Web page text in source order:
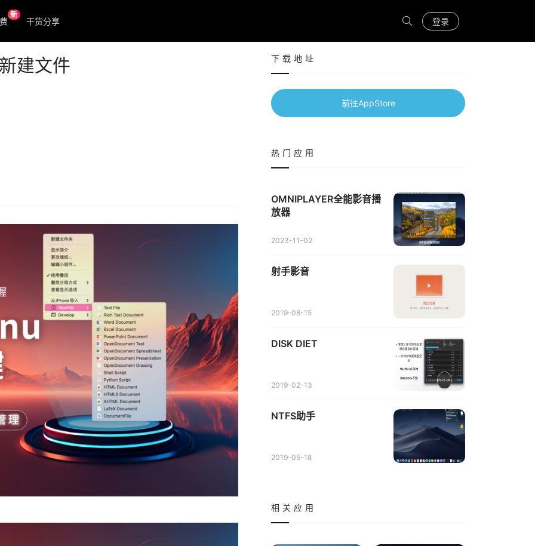
新
干货分享 登录
建文件 下载地址
前往AppStore
热门应用
OMNIPLAYER全能影音播
放器
2023-11-02
射手影音
2019-08-15
DISK DIET
2019-02-13
NTFS助手
2019-05-18
相关应用